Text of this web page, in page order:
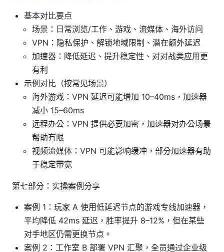
基本对比要点
场景：日常浏览/工作、游戏、流媒体、海外访问
VPN：隐私保护、解锁地域限制、潜在额外延迟
加速器：降低延迟、提升稳定性、对对战类应用更
有利
示例对比（按常见场景）
海外游戏：VPN 延迟可能增加 10–40ms，加速器
减小 15–60ms
远程办公：VPN 提供必要加密，加速器对办公场景
帮助有限
视频流媒体：VPN 可能影响缓冲，部分加速器有助
于稳定带宽
第七部分：实操案例分享
案例 1：玩家 A 使用低延迟节点的游戏专线加速器，
平均降低 42ms 延迟，胜率提升 8–12%，但在某些
对手地区仍需更换节点。
案例 2：工作室 B 部署 VPN 汇聚，全员通过企业级